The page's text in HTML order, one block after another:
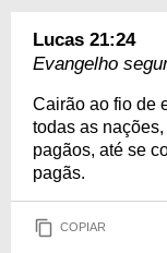
Lucas 21:24
Evangelho
Cairão ao fio de
todas as
pagãos, até se
pagãs.
COPIAR